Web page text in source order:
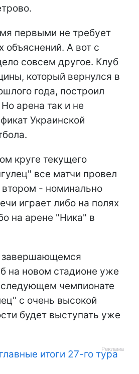
первыми не требует
объяснений. А вот с
совсем другое. Клуб
который вернулся в
года, построил
арена так и не
Украинской
круге текущего
все матчи провел
- номинально
играет либо на полях
на арене "Ника" в
завершающемся
на новом стадионе уже
чемпионате
с очень высокой
будет выступать уже
итоги 27-го тура